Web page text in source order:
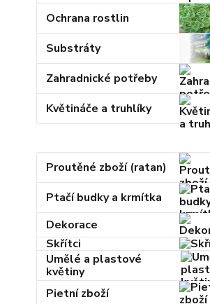
Ochrana rostlin
Substráty
Zahradnické potřeby
Květináče a truhlíky
Proutěné zboží (ratan)
Ptačí budky a krmítka
Dekorace
Skřítci
Umělé a plastové
květiny
Pietní zboží